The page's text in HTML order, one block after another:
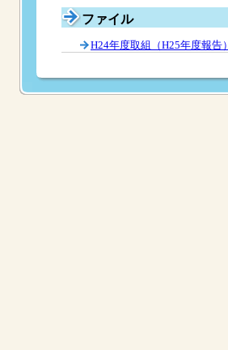
ファイル
H24年度取組（H25年度報告）